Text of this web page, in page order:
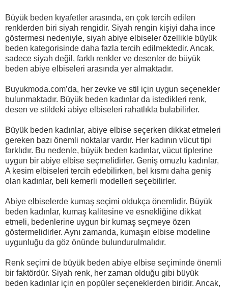
Büyük beden kıyafetler arasında, en çok tercih edilen
renklerden biri siyah rengidir. Siyah rengin kişiyi daha ince
göstermesi nedeniyle, siyah abiye elbiseler özellikle büyük
beden kategorisinde daha fazla tercih edilmektedir. Ancak,
sadece siyah değil, farklı renkler ve desenler de büyük
beden abiye elbiseleri arasında yer almaktadır.
Buyukmoda.com’da, her zevke ve stil için uygun seçenekler
bulunmaktadır. Büyük beden kadınlar da istedikleri renk,
desen ve stildeki abiye elbiseleri rahatlıkla bulabilirler.
Büyük beden kadınlar, abiye elbise seçerken dikkat etmeleri
gereken bazı önemli noktalar vardır. Her kadının vücut tipi
farklıdır. Bu nedenle, büyük beden kadınlar, vücut tiplerine
uygun bir abiye elbise seçmelidirler. Geniş omuzlu kadınlar,
A kesim elbiseleri tercih edebilirken, bel kısmı daha geniş
olan kadınlar, beli kemerli modelleri seçebilirler.
Abiye elbiselerde kumaş seçimi oldukça önemlidir. Büyük
beden kadınlar, kumaş kalitesine ve esnekliğine dikkat
etmeli, bedenlerine uygun bir kumaş seçmeye özen
göstermelidirler. Aynı zamanda, kumaşın elbise modeline
uygunluğu da göz önünde bulundurulmalıdır.
Renk seçimi de büyük beden abiye elbise seçiminde önemli
bir faktördür. Siyah renk, her zaman olduğu gibi büyük
beden kadınlar için en popüler seçeneklerden biridir. Ancak,